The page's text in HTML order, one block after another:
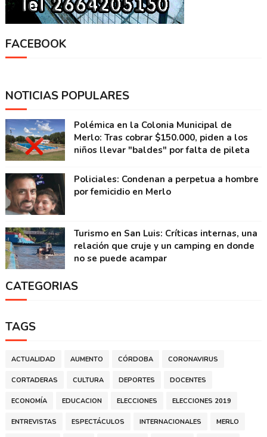
FACEBOOK
NOTICIAS POPULARES
Polémica en la Colonia Municipal de
Merlo: Tras cobrar $150.000, piden a los
niños llevar "baldes" por falta de pileta
Policiales: Condenan a perpetua a hombre
por femicidio en Merlo
Turismo en San Luis: Críticas internas, una
relación que cruje y un camping en donde
no se puede acampar
CATEGORIAS
TAGS
ACTUALIDAD AUMENTO CÓRDOBA CORONAVIRUS
CORTADERAS CULTURA DEPORTES DOCENTES
ECONOMÍA EDUCACION ELECCIONES ELECCIONES 2019
ENTREVISTAS ESPECTÁCULOS INTERNACIONALES MERLO